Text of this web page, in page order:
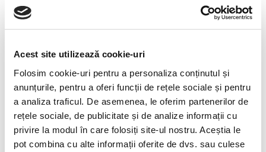
Acest site utilizează cookie-uri
Folosim cookie-uri pentru a personaliza conținutul și
anunțurile, pentru a oferi funcții de rețele sociale și pentru
a analiza traficul. De asemenea, le oferim partenerilor de
rețele sociale, de publicitate și de analize informații cu
privire la modul în care folosiți site-ul nostru. Aceștia le
pot combina cu alte informații oferite de dvs. sau culese
etc. Prin natura noastra, suntem intrinsec creativi,
avem o imaginatie bogata, suntem curiosi – trebuie
doar sa ne dam voie sa readucem la viata toate
O echipa care nu este functionala si isi propune sa
ramana asa, are sanse mari sa ramana
nefunctionala! Dar o echipa care vrea sa evolueze,
sa-si sutina oamenii sa se maturizeze si sa le ofere